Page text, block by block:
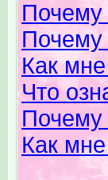
Почему
Почему
Как
Что
Почему
Как